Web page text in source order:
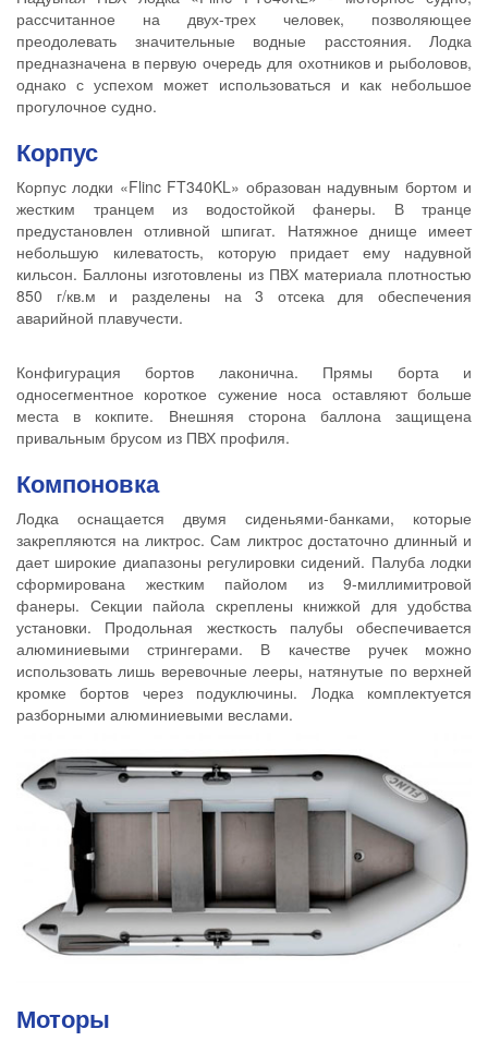
рассчитанное на двух-трех человек, позволяющее
преодолевать значительные водные расстояния. Лодка
предназначена в первую очередь для охотников и рыболовов,
однако с успехом может использоваться и как небольшое
прогулочное судно.
Корпус
Корпус лодки «Flinc FT340KL» образован надувным бортом и
жестким транцем из водостойкой фанеры. В транце
предустановлен отливной шпигат. Натяжное днище имеет
небольшую килеватость, которую придает ему надувной
кильсон. Баллоны изготовлены из ПВХ материала плотностью
850 г/кв.м и разделены на 3 отсека для обеспечения
аварийной плавучести.
Конфигурация бортов лаконична. Прямы борта и
односегментное короткое сужение носа оставляют больше
места в кокпите. Внешняя сторона баллона защищена
привальным брусом из ПВХ профиля.
Компоновка
Лодка оснащается двумя сиденьями-банками, которые
закрепляются на ликтрос. Сам ликтрос достаточно длинный и
дает широкие диапазоны регулировки сидений. Палуба лодки
сформирована жестким пайолом из 9-миллимитровой
фанеры. Секции пайола скреплены книжкой для удобства
установки. Продольная жесткость палубы обеспечивается
алюминиевыми стрингерами. В качестве ручек можно
использовать лишь веревочные лееры, натянутые по верхней
кромке бортов через подуключины. Лодка комплектуется
разборными алюминиевыми веслами.
Моторы